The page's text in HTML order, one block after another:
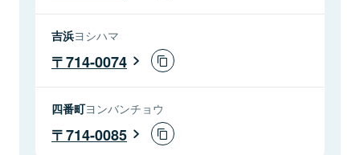
吉浜ヨシハマ
714-0074
四番町ヨンバンチョウ
714-0085